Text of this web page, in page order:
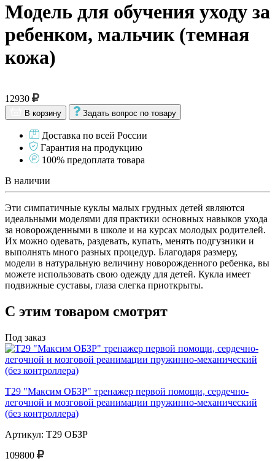
Модель для обучения уходу за
ребенком, мальчик (темная
кожа)
12930
В корзину Задать вопрос по товару
Доставка по всей России
Гарантия на продукцию
100% предоплата товара
В наличии
Эти симпатичные куклы малых грудных детей являются
идеальными моделями для практики основных навыков ухода
за новорожденными в школе и на курсах молодых родителей.
Их можно одевать, раздевать, купать, менять подгузники и
выполнять много разных процедур. Благодаря размеру,
модели в натуральную величину новорожденного ребенка, вы
можете использовать свою одежду для детей. Кукла имеет
подвижные суставы, глаза слегка приоткрыты.
С этим товаром смотрят
Под заказ
Т29 "Максим ОБЗР" тренажер первой помощи, сердечно-
легочной и мозговой реанимации пружинно-механический
(без контроллера)
Артикул: Т29 ОБЗР
109800